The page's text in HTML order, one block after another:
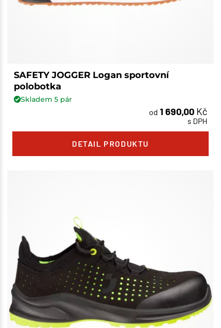
SAFETY JOGGER Logan sportovní
polobotka
Skladem 5pár
od 1 690,00 Kč
s DPH
DETAIL PRODUKTU